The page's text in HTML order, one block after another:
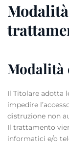
Modalità
Il Titolare adotta
impedire
distruzione non
Il trattamento
informatici e/o